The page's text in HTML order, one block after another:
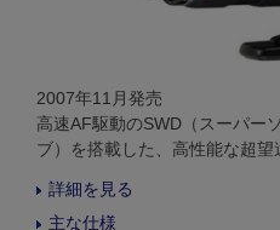
2007年11月発売
高速AF駆動のSWD（スーパー
ブ）を搭載した、高性能な超望
詳細を見る
主な仕様